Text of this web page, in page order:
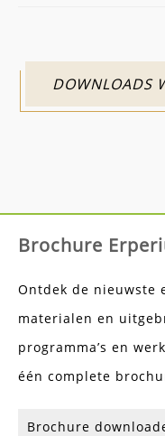
DOWNLOADS
Brochure
Ontdek de nieuwste
materialen en
programma’s en
één complete
Brochure